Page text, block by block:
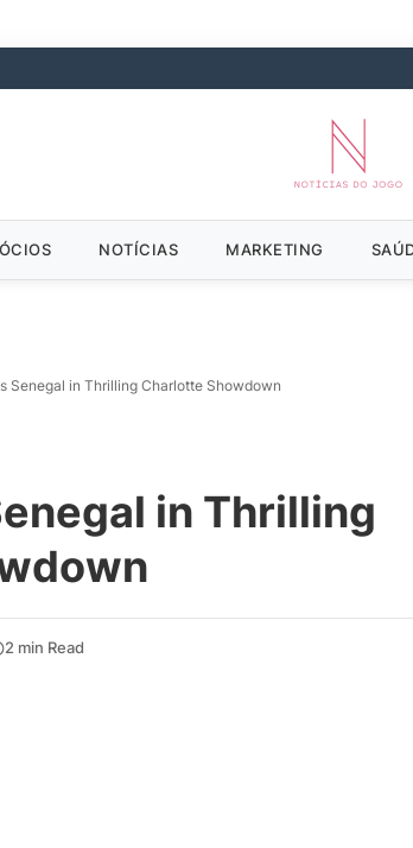
NOTÍCIAS MARKETING
Senegal in Thrilling Charlotte Showdown
in Thrilling
2 min Read